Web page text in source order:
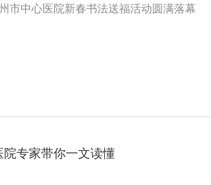
中心医院新春书法送福活动圆满落幕
院专家带你一文读懂